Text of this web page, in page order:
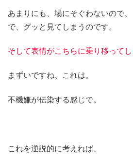
あまりにも、場にそぐわないので
で、グッと見てしまうのです。
そして表情がこちらに乗り移ってし
まずいですね、これは。
不機嫌が伝染する感じで。
これを逆説的に考えれば、